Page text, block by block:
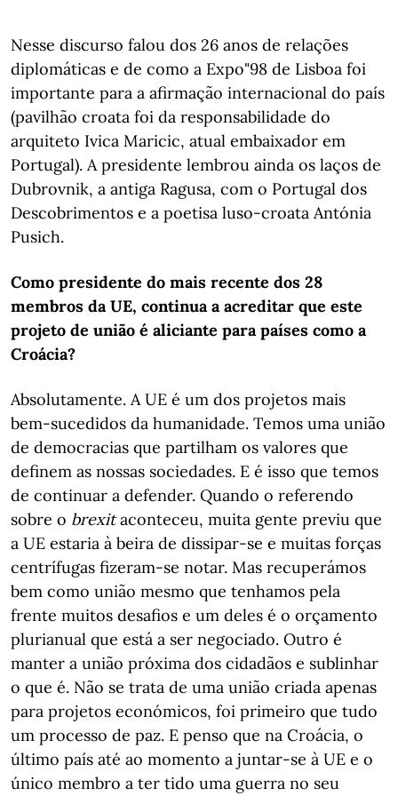
Nesse discurso falou dos 26 anos de relações
diplomáticas e de como a Expo"98 de Lisboa foi
importante para a afirmação internacional do país
(pavilhão croata foi da responsabilidade do
arquiteto Ivica Maricic, atual embaixador em
Portugal). A presidente lembrou ainda os laços de
Dubrovnik, a antiga Ragusa, com o Portugal dos
Descobrimentos e a poetisa luso-croata Antónia
Pusich.
Como presidente do mais recente dos 28
membros da UE, continua a acreditar que este
projeto de união é aliciante para países como a
Croácia?
Absolutamente. A UE é um dos projetos mais
bem-sucedidos da humanidade. Temos uma união
de democracias que partilham os valores que
definem as nossas sociedades. E é isso que temos
de continuar a defender. Quando o referendo
sobre o brexitaconteceu, muita gente previu que
a UE estaria à beira de dissipar-se e muitas forças
centrífugas fizeram-se notar. Mas recuperámos
bem como união mesmo que tenhamos pela
frente muitos desafios e um deles é o orçamento
plurianual que está a ser negociado. Outro é
manter a união próxima dos cidadãos e sublinhar
o que é. Não se trata de uma união criada apenas
para projetos económicos, foi primeiro que tudo
um processo de paz. E penso que na Croácia, o
último país até ao momento a juntar-se à UE e o
único membro a ter tido uma guerra no seu